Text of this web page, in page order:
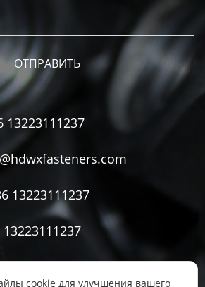
13223111237
13223111237
часть Западной улицы,
cookie для улучшения вашего